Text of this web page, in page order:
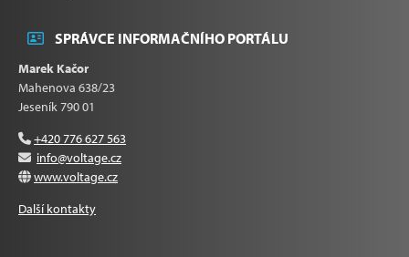
SPRÁVCE INFORMAČNÍHO PORTÁLU
Marek Kačor
Mahenova 638/23
Jeseník 790 01
+420 776 627 563
info@voltage.cz
www.voltage.cz
Další kontakty